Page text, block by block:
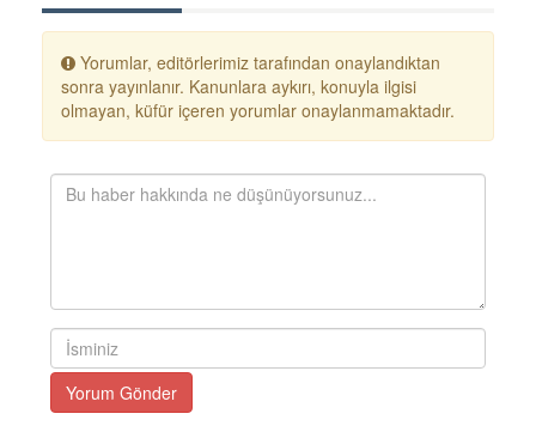
Yorumlar, editörlerimiz tarafından onaylandıktan
sonra yayınlanır. Kanunlara aykırı, konuyla ilgisi
olmayan, küfür içeren yorumlar onaylanmamaktadır.
Yorum Gönder